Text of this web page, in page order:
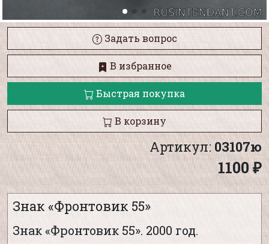
Задать вопрос
В избранное
Быстрая покупка
В корзину
Артикул:03107ю
1100 ₽
Знак «Фронтовик 55»
Знак «Фронтовик 55». 2000 год.